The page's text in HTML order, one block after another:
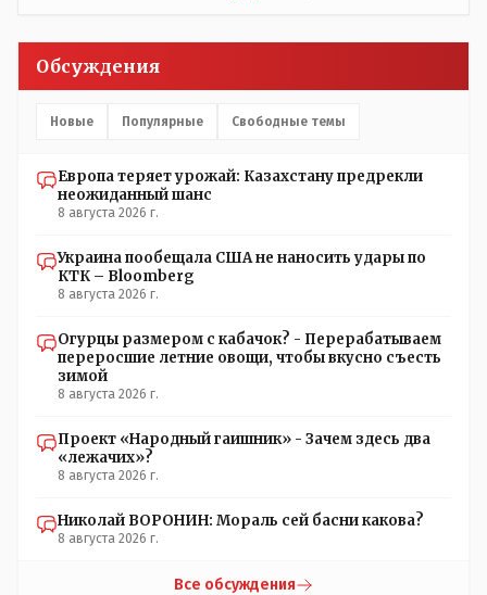
люди и отказываются и я в том числе своих не
прививал.Лично я вам и тем другим людям благодарен.
частотности появления в популяции соответствующих
естественный отбор.
Обсуждения
Новые Популярные Свободные темы
Европа теряет урожай: Казахстану предрекли
неожиданный шанс
8 августа 2026 г.
Украина пообещала США не наносить удары по
КТК – Bloomberg
8 августа 2026 г.
Огурцы размером с кабачок? - Перерабатываем
переросшие летние овощи, чтобы вкусно съесть
зимой
8 августа 2026 г.
Проект «Народный гаишник» - Зачем здесь два
«лежачих»?
8 августа 2026 г.
Николай ВОРОНИН: Мораль сей басни какова?
8 августа 2026 г.
Все обсуждения